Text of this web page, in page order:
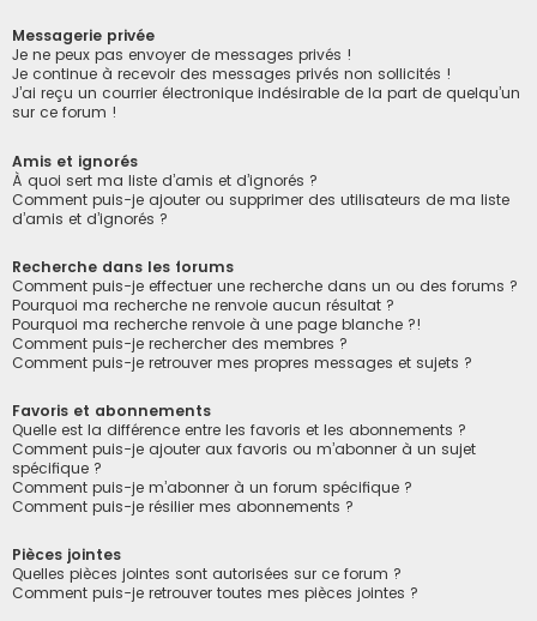
Messagerie privée
Je ne peux pas envoyer de messages privés !
Je continue à recevoir des messages privés non sollicités !
J’ai reçu un courrier électronique indésirable de la part de quelqu’un
sur ce forum !
Amis et ignorés
À quoi sert ma liste d’amis et d’ignorés ?
Comment puis-je ajouter ou supprimer des utilisateurs de ma liste
d’amis et d’ignorés ?
Recherche dans les forums
Comment puis-je effectuer une recherche dans un ou des forums ?
Pourquoi ma recherche ne renvoie aucun résultat ?
Pourquoi ma recherche renvoie à une page blanche ?!
Comment puis-je rechercher des membres ?
Comment puis-je retrouver mes propres messages et sujets ?
Favoris et abonnements
Quelle est la différence entre les favoris et les abonnements ?
Comment puis-je ajouter aux favoris ou m’abonner à un sujet
spécifique ?
Comment puis-je m’abonner à un forum spécifique ?
Comment puis-je résilier mes abonnements ?
Pièces jointes
Quelles pièces jointes sont autorisées sur ce forum ?
Comment puis-je retrouver toutes mes pièces jointes ?